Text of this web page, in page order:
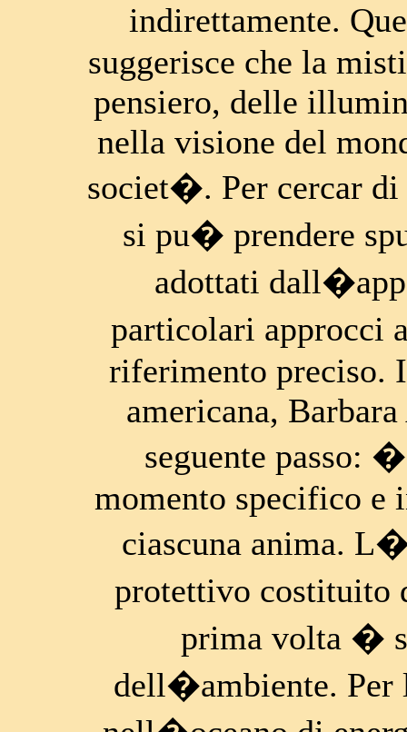
indirettamente.
suggerisce che la
pensiero, delle
nella visione del
societ�. Per cercar
si pu� prendere
adottati
particolari approcci
riferimento preciso.
americana,
seguente passo:
momento specifico
ciascuna anima.
protettivo costituito
prima volta �
dell�ambiente. Per